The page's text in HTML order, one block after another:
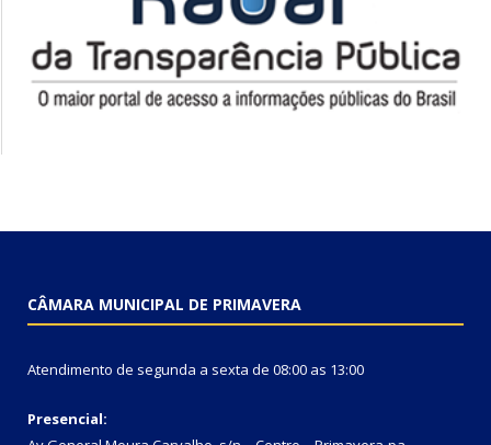
CÂMARA MUNICIPAL DE PRIMAVERA
Atendimento de segunda a sexta de 08:00 as 13:00
Presencial: